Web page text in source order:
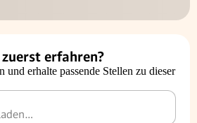
erfahren?
und erhalte passende Stellen zu dieser